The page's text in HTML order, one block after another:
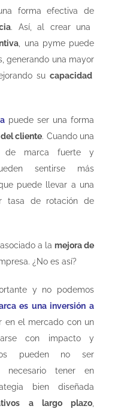
forma efectiva de
. Así, al crear una
, una pyme puede
generando una mayor
su capacidad
puede ser una forma
cliente. Cuando una
de marca fuerte y
sentirse más
puede llevar a una
de rotación de
a la mejora de
¿No es así?
y no podemos
es una inversión a
en el mercado con un
con impacto y
pueden no ser
tener en
bien diseñada
a largo plazo